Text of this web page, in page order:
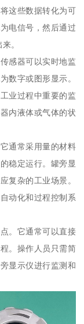
这些数据转化为可
电信号，然后通过
。
感器可以实时地监
数字或图形显示。
业过程中重要的监
内液体或气体的状
通常采用量的材料
稳定运行。罐旁显
复杂的工业场景。
动化和过程控制系
。它通常可以直接
。操作人员只需简
显示仪进行监测和